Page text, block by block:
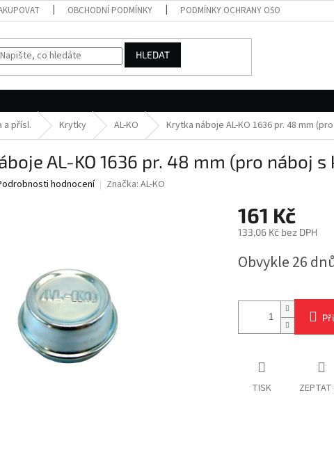
OBCHODNÍ PODMÍNKY PODMÍNKY OCHRANY OSOBNÍCH ÚDAJŮ
HLEDAT
a přísl. Krytky AL-KO Krytka náboje AL-KO 1636 pr. 48 mm
AL-KO 1636 pr. 48 mm (pro náboj
hodnocení Značka: AL-KO
161 Kč
133,06 Kč bez DPH
cena:
Obvykle 26
TISK ZEPTAT